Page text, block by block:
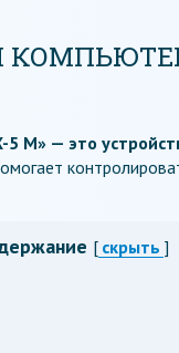
M» — это
[ скрыть ]